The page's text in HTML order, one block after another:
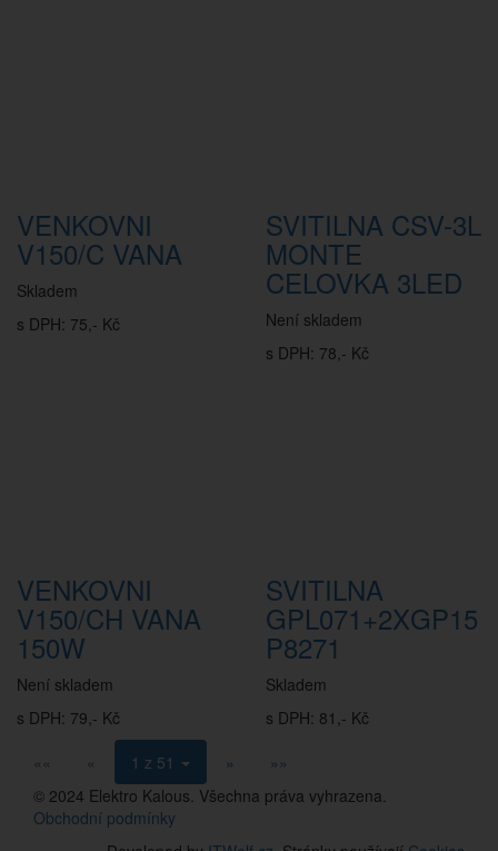
VENKOVNI
V150/C VANA
Skladem
s DPH: 75,- Kč
SVITILNA CSV-3L
MONTE
CELOVKA 3LED
Není skladem
s DPH: 78,- Kč
VENKOVNI
V150/CH VANA
150W
Není skladem
s DPH: 79,- Kč
SVITILNA
GPL071+2XGP15
P8271
Skladem
s DPH: 81,- Kč
««
« 1 z 51 »
»»
© 2024 Elektro Kalous. Všechna práva vyhrazena.
Obchodní podmínky